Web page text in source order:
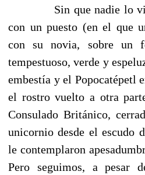
Sin que nadie lo
con un puesto (en el que
con su novia, sobre un
tempestuoso, verde y
embestía y el Popocatépetl
el rostro vuelto a otra
Consulado Británico,
unicornio desde el escudo
le contemplaron
Pero seguimos, a pesar